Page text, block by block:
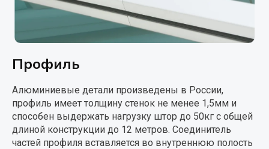
Профиль
Алюминиевые детали произведены в России,
профиль имеет толщину стенок не менее 1,5мм и
способен выдержать нагрузку штор до 50кг с общей
длиной конструкции до 12 метров. Соединитель
частей профиля вставляется во внутреннюю полость